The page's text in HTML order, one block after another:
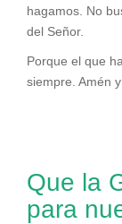
hagamos. No
del Señor.
Porque el que
siempre. Amén y
Que la
para